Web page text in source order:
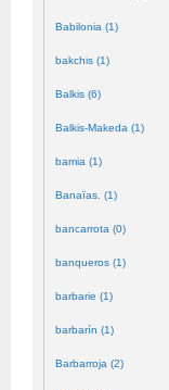
Babilonia (1)
bakchis (1)
Balkis (6)
Balkis-Makeda (1)
bamia (1)
Banaïas. (1)
bancarrota (0)
banqueros (1)
barbarie (1)
barbarín (1)
Barbarroja (2)